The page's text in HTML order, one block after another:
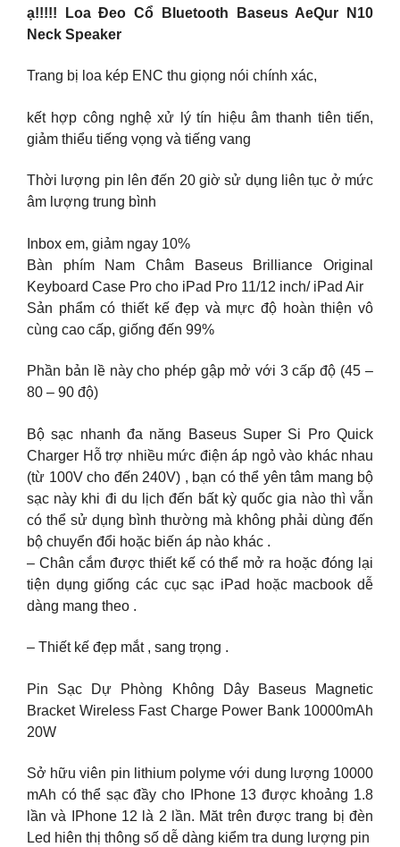
ạ!!!!! Loa Đeo Cổ Bluetooth Baseus AeQur N10
Neck Speaker
Trang bị loa kép ENC thu giọng nói chính xác,
kết hợp công nghệ xử lý tín hiệu âm thanh tiên tiến,
giảm thiểu tiếng vọng và tiếng vang
Thời lượng pin lên đến 20 giờ sử dụng liên tục ở mức
âm lượng trung bình
Inbox em, giảm ngay 10%
Bàn phím Nam Châm Baseus Brilliance Original
Keyboard Case Pro cho iPad Pro 11/12 inch/ iPad Air
Sản phẩm có thiết kế đẹp và mực độ hoàn thiện vô
cùng cao cấp, giống đến 99%
Phần bản lề này cho phép gập mở với 3 cấp độ (45 –
80 – 90 độ)
Bộ sạc nhanh đa năng Baseus Super Si Pro Quick
Charger Hỗ trợ nhiều mức điện áp ngỏ vào khác nhau
(từ 100V cho đến 240V) , bạn có thể yên tâm mang bộ
sạc này khi đi du lịch đến bất kỳ quốc gia nào thì vẫn
có thể sử dụng bình thường mà không phải dùng đến
bộ chuyển đổi hoặc biến áp nào khác .
– Chân cắm được thiết kế có thể mở ra hoặc đóng lại
tiện dụng giống các cục sạc iPad hoặc macbook dễ
dàng mang theo .
– Thiết kế đẹp mắt , sang trọng .
Pin Sạc Dự Phòng Không Dây Baseus Magnetic
Bracket Wireless Fast Charge Power Bank 10000mAh
20W
Sở hữu viên pin lithium polyme với dung lượng 10000
mAh có thể sạc đầy cho IPhone 13 được khoảng 1.8
lần và IPhone 12 là 2 lần. Măt trên được trang bị đèn
Led hiên thị thông số dễ dàng kiểm tra dung lượng pin